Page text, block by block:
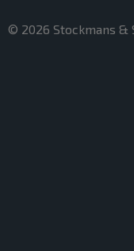
© 2026 Stockmans &